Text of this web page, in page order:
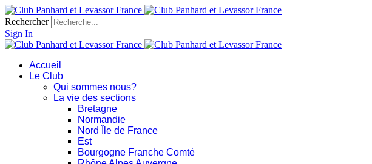
Rechercher
Sign In
Accueil
Le Club
Qui sommes nous?
La vie des sections
Bretagne
Normandie
Nord Île de France
Est
Bourgogne Franche Comté